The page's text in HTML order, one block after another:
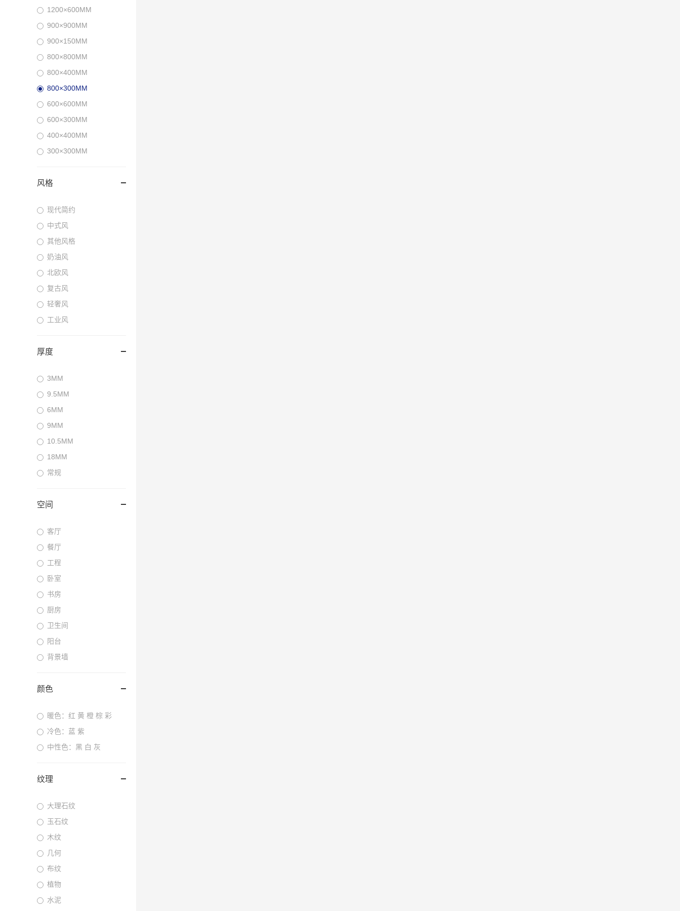
1200×600MM
900×900MM
900×150MM
800×800MM
800×400MM
800×300MM
600×600MM
600×300MM
400×400MM
300×300MM
风格
现代简约
中式风
其他风格
奶油风
北欧风
复古风
轻奢风
工业风
厚度
3MM
9.5MM
6MM
9MM
10.5MM
18MM
常规
空间
客厅
餐厅
工程
卧室
书房
厨房
卫生间
阳台
背景墙
颜色
暖色：红 黄 橙 棕 彩
冷色：蓝 紫
中性色：黑 白 灰
纹理
大理石纹
玉石纹
木纹
几何
布纹
植物
水泥